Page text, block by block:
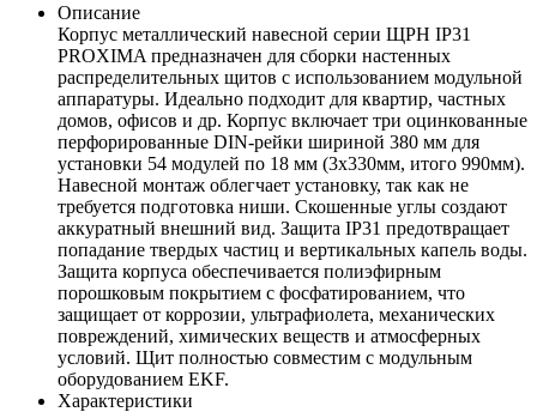
Описание
Корпус металлический навесной серии ЩРН IP31
PROXIMA предназначен для сборки настенных
распределительных щитов с использованием модульной
аппаратуры. Идеально подходит для квартир, частных
домов, офисов и др. Корпус включает три оцинкованные
перфорированные DIN-рейки шириной 380 мм для
установки 54 модулей по 18 мм (3х330мм, итого 990мм).
Навесной монтаж облегчает установку, так как не
требуется подготовка ниши. Скошенные углы создают
аккуратный внешний вид. Защита IP31 предотвращает
попадание твердых частиц и вертикальных капель воды.
Защита корпуса обеспечивается полиэфирным
порошковым покрытием с фосфатированием, что
защищает от коррозии, ультрафиолета, механических
повреждений, химических веществ и атмосферных
условий. Щит полностью совместим с модульным
оборудованием EKF.
Характеристики